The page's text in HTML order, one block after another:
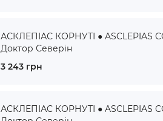
АСКЛЕПІАС КОРНУТІ ● ASCLEPIAS
Доктор Северін
3 243 грн
АСКЛЕПІАС КОРНУТІ ● ASCLEPIAS